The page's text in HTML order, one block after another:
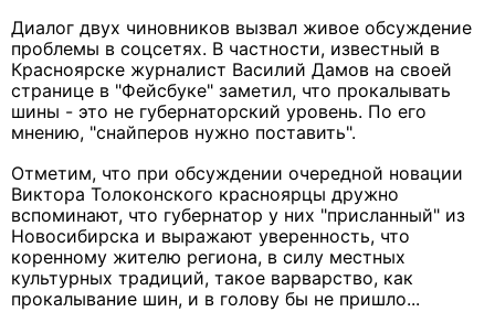
Диалог двух чиновников вызвал живое обсуждение
проблемы в соцсетях. В частности, известный в
Красноярске журналист Василий Дамов на своей
странице в "Фейсбуке" заметил, что прокалывать
шины - это не губернаторский уровень. По его
мнению, "снайперов нужно поставить".
Отметим, что при обсуждении очередной новации
Виктора Толоконского красноярцы дружно
вспоминают, что губернатор у них "присланный" из
Новосибирска и выражают уверенность, что
коренному жителю региона, в силу местных
культурных традиций, такое варварство, как
прокалывание шин, и в голову бы не пришло...